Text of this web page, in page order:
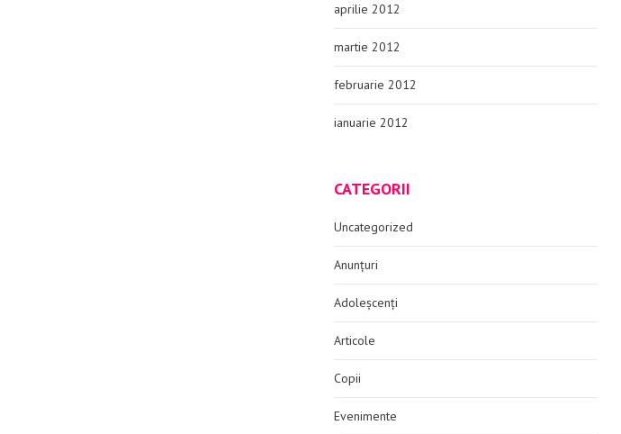
aprilie 2012
martie 2012
februarie 2012
ianuarie 2012
CATEGORII
Uncategorized
Anunțuri
Adoleșcenți
Articole
Copii
Evenimente